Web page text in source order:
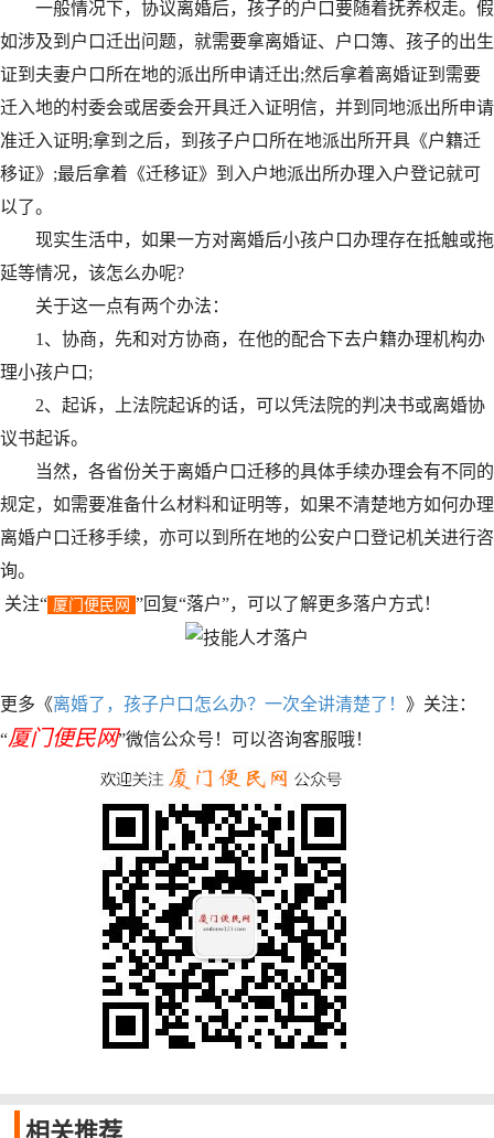
一般情况下，协议离婚后，孩子的户口要随着抚养权走。假
如涉及到户口迁出问题，就需要拿离婚证、户口簿、孩子的出生
证到夫妻户口所在地的派出所申请迁出;然后拿着离婚证到需要
迁入地的村委会或居委会开具迁入证明信，并到同地派出所申请
准迁入证明;拿到之后，到孩子户口所在地派出所开具《户籍迁
移证》;最后拿着《迁移证》到入户地派出所办理入户登记就可
以了。
现实生活中，如果一方对离婚后小孩户口办理存在抵触或拖
延等情况，该怎么办呢?
关于这一点有两个办法：
1、协商，先和对方协商，在他的配合下去户籍办理机构办
理小孩户口;
2、起诉，上法院起诉的话，可以凭法院的判决书或离婚协
议书起诉。
当然，各省份关于离婚户口迁移的具体手续办理会有不同的
规定，如需要准备什么材料和证明等，如果不清楚地方如何办理
离婚户口迁移手续，亦可以到所在地的公安户口登记机关进行咨
询。
关注“ 厦门便民网 ”回复“落户”，可以了解更多落户方式！
更多《离婚了，孩子户口怎么办？一次全讲清楚了！ 》关注：
“厦门便民网”微信公众号！可以咨询客服哦！
相关推荐